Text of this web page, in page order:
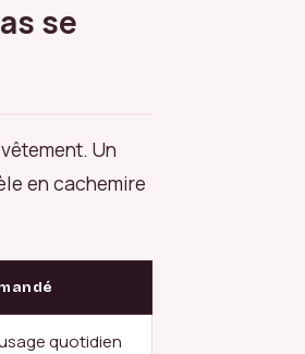
se
Un
en cachemire
quotidien